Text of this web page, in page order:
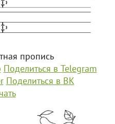
пропись
Поделиться в Telegram
Поделиться в ВК